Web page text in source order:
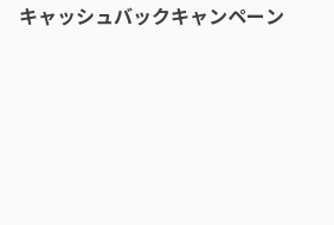
キャッシュバックキャンペーン